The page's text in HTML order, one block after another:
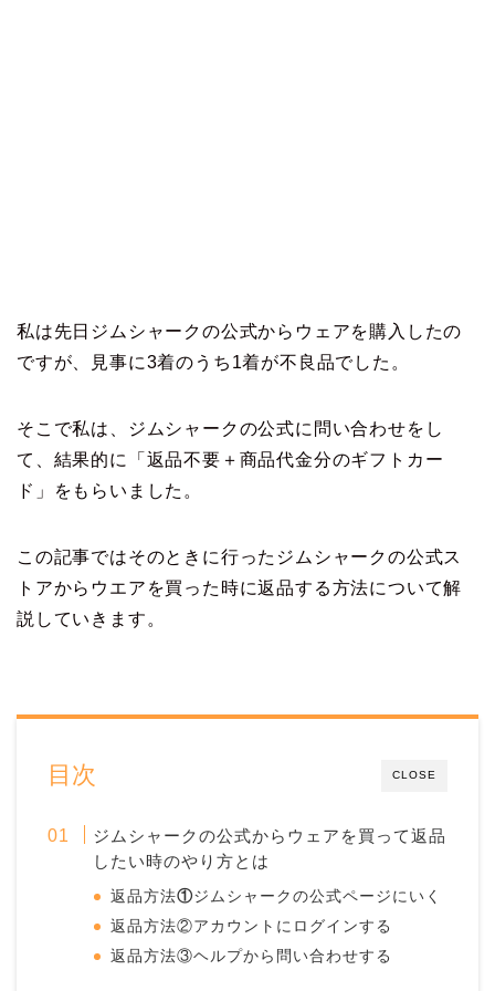
私は先日ジムシャークの公式からウェアを購入したの
ですが、見事に3着のうち1着が不良品でした。
そこで私は、ジムシャークの公式に問い合わせをし
て、結果的に「返品不要＋商品代金分のギフトカー
ド」をもらいました。
この記事ではそのときに行ったジムシャークの公式ス
トアからウエアを買った時に返品する方法について解
説していきます。
CLOSE
目次
ジムシャークの公式からウェアを買って返品
したい時のやり方とは
返品方法①ジムシャークの公式ページにいく
返品方法②アカウントにログインする
返品方法③ヘルプから問い合わせする